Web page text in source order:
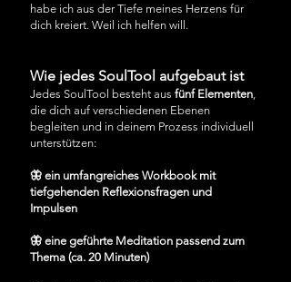
habe ich aus der Tiefe meines Herzens für
dich kreiert. Weil ich helfen will.
Wie jedes SoulTool aufgebaut ist
Jedes SoulTool besteht aus fünf Elementen,
die dich auf verschiedenen Ebenen
begleiten und in deinem Prozess individuell
unterstützen:
🦋 ein umfangreiches Workbook mit
tiefgehenden Reflexionsfragen und
Impulsen
🦋 eine geführte Meditation passend zum
Thema (ca. 20 Minuten)